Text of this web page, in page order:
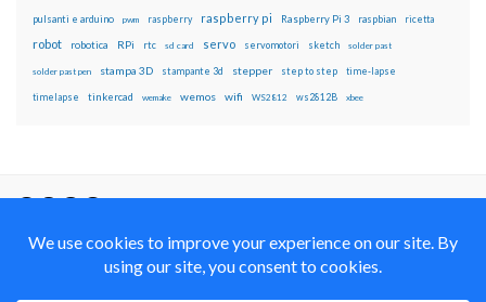
pulsanti e arduino pwm raspberry raspberry pi Raspberry Pi 3 raspbian ricetta
robot robotica RPi rtc sd card servo servomotori sketch solder past
solder past pen stampa 3D stampante 3d stepper step to step time-lapse
timelapse tinkercad wemake wemos wifi WS2812 ws2812B xbee
Alike 4.0 International